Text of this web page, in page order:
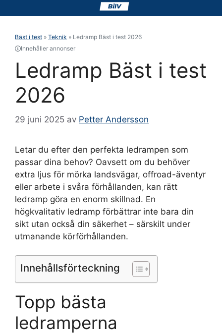
Bäst i test » Teknik » Ledramp Bäst i test 2026
Innehåller annonser
Ledramp Bäst i test
2026
29 juni 2025 av Petter Andersson
Letar du efter den perfekta ledrampen som
passar dina behov? Oavsett om du behöver
extra ljus för mörka landsvägar, offroad-äventyr
eller arbete i svåra förhållanden, kan rätt
ledramp göra en enorm skillnad. En
högkvalitativ ledramp förbättrar inte bara din
sikt utan också din säkerhet – särskilt under
utmanande körförhållanden.
Innehållsförteckning
Topp bästa
ledramperna